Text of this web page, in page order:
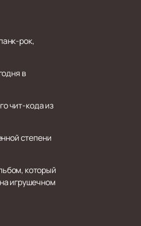
рок,
в
чит-кода из
степени
который
игрушечном